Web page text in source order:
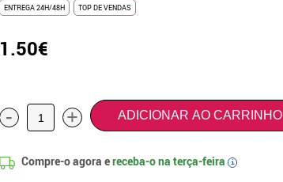
ENTREGA 24H/48H TOP DE VENDAS
1.50€
- + ADICIONAR AO CARRINHO
Compre-o agora ereceba-o na terça-feira i